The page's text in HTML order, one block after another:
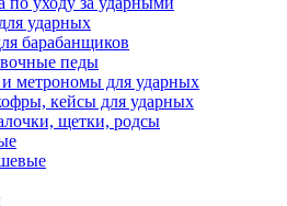
ударных
барабанщиков
педы
метрономы для ударных
кейсы для ударных
щетки, родсы